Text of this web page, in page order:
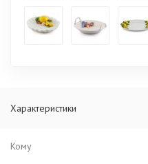
Характеристики
Кому